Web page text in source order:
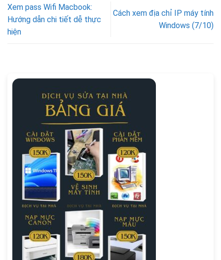
Xem pass Wifi Macbook:
Hướng dẫn chi tiết dễ thực
hiện
Cách xem địa chỉ IP máy tính
Windows (7/10)